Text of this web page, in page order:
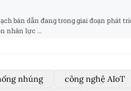
bán dẫn đang trong giai đoạn phát
nhân lực ...
nhúng công nghệ AIoT